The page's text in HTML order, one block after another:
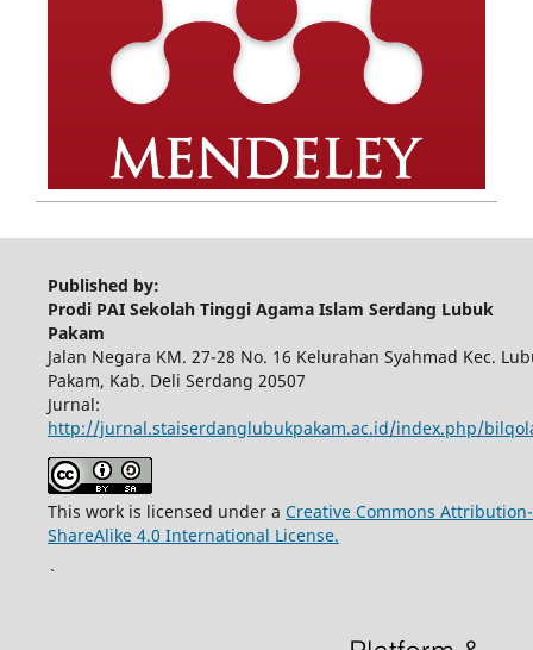
Published by:
Prodi PAI Sekolah Tinggi Agama Islam Serdang Lubuk
Pakam
Jalan Negara KM. 27-28 No. 16 Kelurahan Syahmad Kec.
Pakam, Kab. Deli Serdang 20507
Jurnal:
http://jurnal.staiserdanglubukpakam.ac.id/index.php/
This work is licensed under a Creative Commons Attribution-
ShareAlike 4.0 International License.